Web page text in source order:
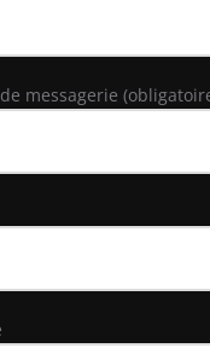
messagerie